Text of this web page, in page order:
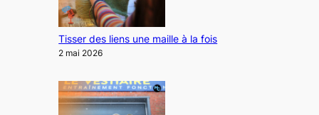
Tisser des liens une maille à la fois
2 mai 2026